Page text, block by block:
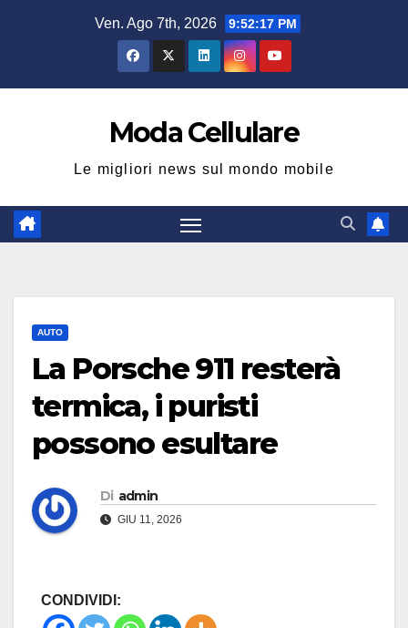
Ven. Ago 7th, 2026 9:52:18 PM
Moda Cellulare
Le migliori news sul mondo mobile
AUTO
La Porsche 911 resterà
termica, i puristi
possono esultare
Di admin
GIU 11, 2026
CONDIVIDI: